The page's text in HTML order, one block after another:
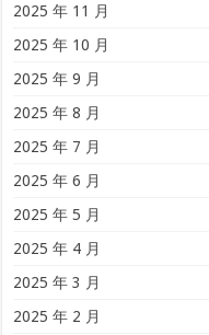
2025 年 11 月
2025 年 10 月
2025 年 9 月
2025 年 8 月
2025 年 7 月
2025 年 6 月
2025 年 5 月
2025 年 4 月
2025 年 3 月
2025 年 2 月